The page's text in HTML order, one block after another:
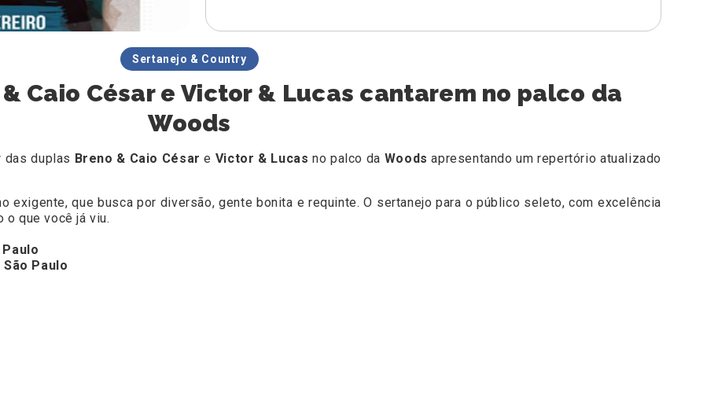
Sertanejo & Country
Caio César e Victor & Lucas cantarem no palco da
Woods
das duplas Breno & Caio César e Victor & Lucasno palco da Woods apresentando um repertório atualizado
exigente, que busca por diversão, gente bonita e requinte. O sertanejo para o público seleto, com excelência
que você já viu.
Paulo